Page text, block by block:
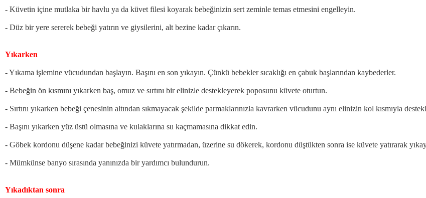
- Küvetin içine mutlaka bir havlu ya da küvet filesi koyarak bebeğinizin sert zeminle temas etmesini engelleyin.
- Düz bir yere sererek bebeği yatırın ve giysilerini, alt bezine kadar çıkarın.
Yıkarken
- Yıkama işlemine vücudundan başlayın. Başını en son yıkayın. Çünkü bebekler sıcaklığı en çabuk başlarından kaybederler.
- Bebeğin ön kısmını yıkarken baş, omuz ve sırtını bir elinizle destekleyerek poposunu küvete oturtun.
- Sırtını yıkarken bebeği çenesinin altından sıkmayacak şekilde parmaklarınızla kavrarken vücudunu aynı elinizin kol kısmıyla
- Başını yıkarken yüz üstü olmasına ve kulaklarına su kaçmamasına dikkat edin.
- Göbek kordonu düşene kadar bebeğinizi küvete yatırmadan, üzerine su dökerek, kordonu düştükten sonra ise küvete yatırarak
- Mümkünse banyo sırasında yanınızda bir yardımcı bulundurun.
Yıkadıktan sonra